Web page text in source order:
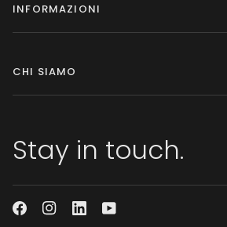
INFORMAZIONI
CHI SIAMO
Stay in touch.